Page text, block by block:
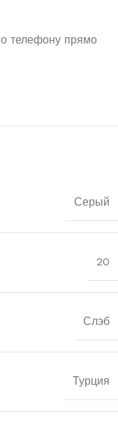
телефону прямо
Серый
20
Слэб
Турция